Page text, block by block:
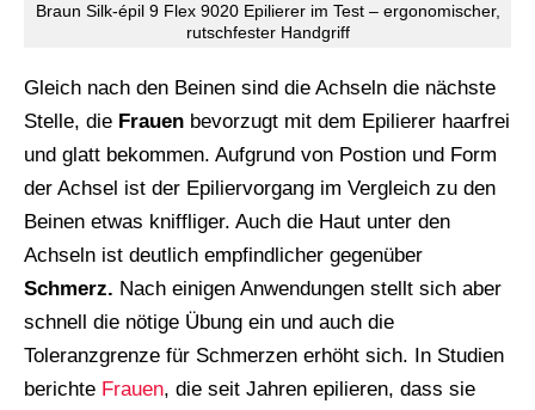
Braun Silk-épil 9 Flex 9020 Epilierer im Test – ergonomischer,
rutschfester Handgriff
Gleich nach den Beinen sind die Achseln die nächste
Stelle, die Frauen bevorzugt mit dem Epilierer haarfrei
und glatt bekommen. Aufgrund von Postion und Form
der Achsel ist der Epiliervorgang im Vergleich zu den
Beinen etwas kniffliger. Auch die Haut unter den
Achseln ist deutlich empfindlicher gegenüber
Schmerz. Nach einigen Anwendungen stellt sich aber
schnell die nötige Übung ein und auch die
Toleranzgrenze für Schmerzen erhöht sich. In Studien
berichte Frauen, die seit Jahren epilieren, dass sie